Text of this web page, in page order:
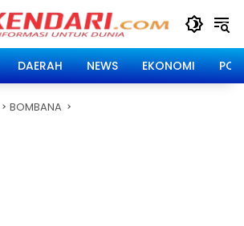
DAERAH NEWS EKONOMI
BOMBANA